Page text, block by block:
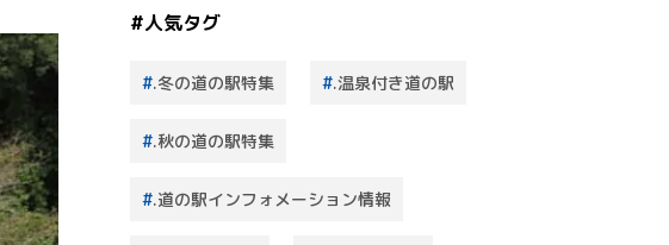
#人気タグ
.冬の道の駅特集 .温泉付き道の駅
.秋の道の駅特集
.道の駅インフォメーション情報